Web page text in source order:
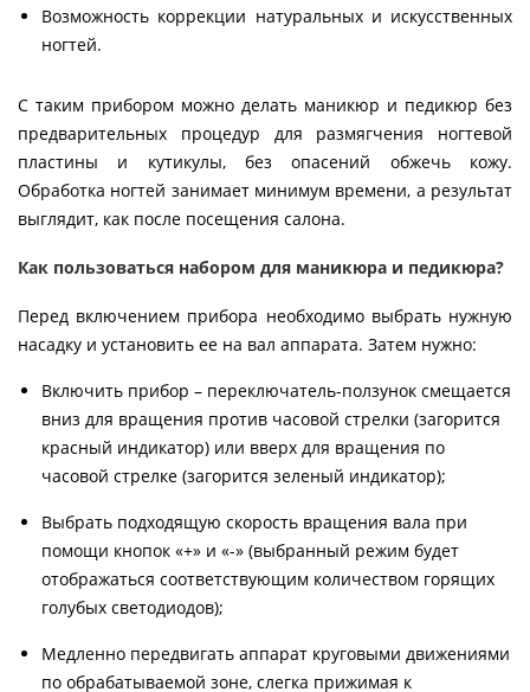
Возможность коррекции натуральных и искусственных
ногтей.
С таким прибором можно делать маникюр и педикюр без
предварительных процедур для размягчения ногтевой
пластины и кутикулы, без опасений обжечь кожу.
Обработка ногтей занимает минимум времени, а результат
выглядит, как после посещения салона.
Как пользоваться набором для маникюра и педикюра?
Перед включением прибора необходимо выбрать нужную
насадку и установить ее на вал аппарата. Затем нужно:
Включить прибор – переключатель-ползунок смещается
вниз для вращения против часовой стрелки (загорится
красный индикатор) или вверх для вращения по
часовой стрелке (загорится зеленый индикатор);
Выбрать подходящую скорость вращения вала при
помощи кнопок «+» и «-» (выбранный режим будет
отображаться соответствующим количеством горящих
голубых светодиодов);
Медленно передвигать аппарат круговыми движениями
по обрабатываемой зоне, слегка прижимая к